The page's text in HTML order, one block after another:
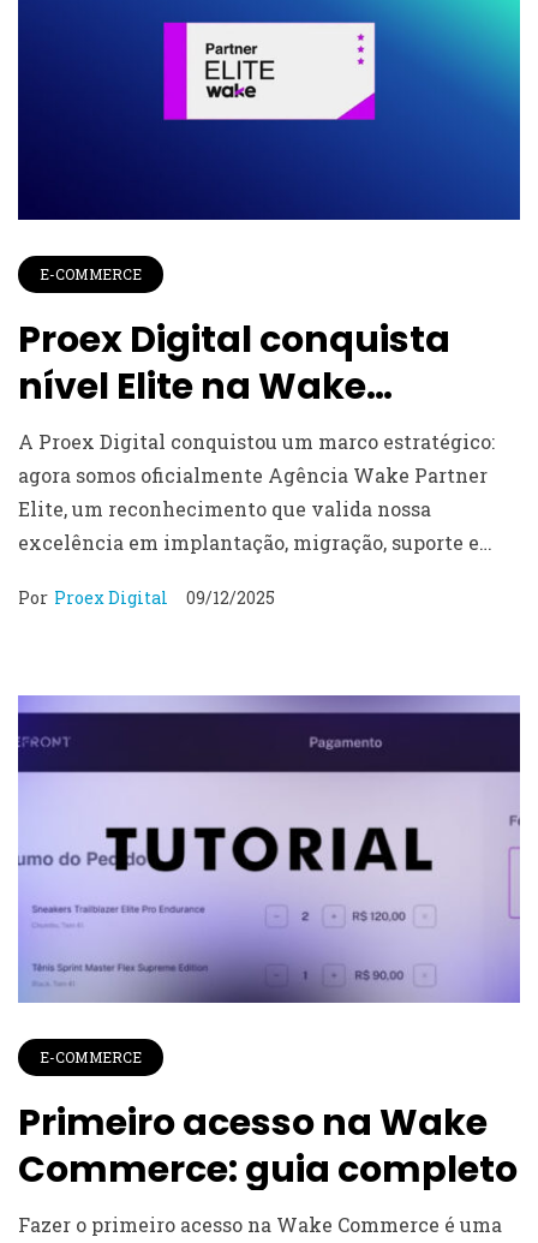
E-COMMERCE
Proex Digital conquista
nível Elite na Wake
Commerce
A Proex Digital conquistou um marco estratégico:
agora somos oficialmente Agência Wake Partner
Elite, um reconhecimento que valida nossa
excelência em implantação, migração, suporte e…
Por Proex Digital 09/12/2025
E-COMMERCE
Primeiro acesso na Wake
Commerce: guia completo
Fazer o primeiro acesso na Wake Commerce é uma